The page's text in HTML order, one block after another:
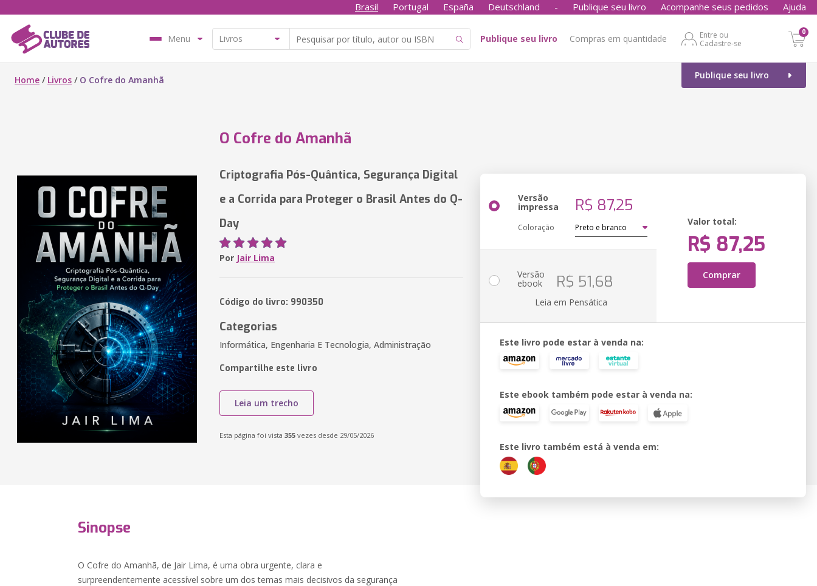
Brasil Portugal España Deutschland - Publique seu livro Acompanhe seus pedidos Ajuda
Menu Publique seu livro Compras em quantidade
Entre ou
Cadastre-se
0
Publique seu livro
Home / Livros / O Cofre do Amanhã
O Cofre do Amanhã
Criptografia Pós-Quântica, Segurança Digital
e a Corrida para Proteger o Brasil Antes do Q-
Day
Por Jair Lima
Código do livro: 990350
Categorias
Informática, Engenharia E Tecnologia, Administração
Compartilhe este livro
Leia um trecho
Esta página foi vista 355 vezes desde 29/05/2026
Versão
impressa R$ 87,25
Coloração
Valor total:
R$ 87,25
Comprar
Versão
ebook R$ 51,68
Leia em Pensática
Este livro pode estar à venda na:
Este ebook também pode estar à venda na:
Este livro também está à venda em:
Sinopse
O Cofre do Amanhã, de Jair Lima, é uma obra urgente, clara e
surpreendentemente acessível sobre um dos temas mais decisivos da segurança